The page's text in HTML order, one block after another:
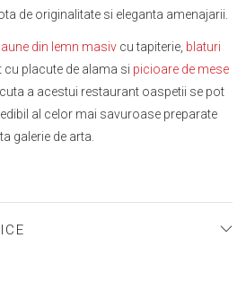
de originalitate si eleganta amenajarii.
din lemn masiv cu tapiterie, blaturi
cu placute de alama si picioare de mese
a acestui restaurant oaspetii se pot
al celor mai savuroase preparate
galerie de arta.